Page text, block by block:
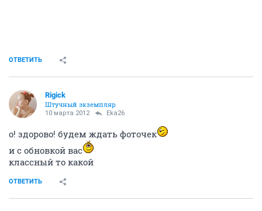
ОТВЕТИТЬ
Rigick
Штучный экземпляр
10 марта 2012 Eka26
о! здорово! будем ждать фоточек
и с обновкой вас
классный то какой
ОТВЕТИТЬ